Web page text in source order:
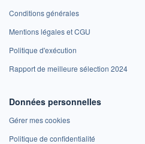
Conditions générales
Mentions légales et CGU
Politique d'exécution
Rapport de meilleure sélection 2024
Données personnelles
Gérer mes cookies
Politique de confidentialité